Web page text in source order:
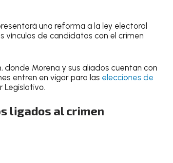
una reforma a la ley electoral
vínculos de candidatos con el crimen
donde Morena y sus aliados cuentan con
entren en vigor para las elecciones de
Legislativo.
ligados al crimen